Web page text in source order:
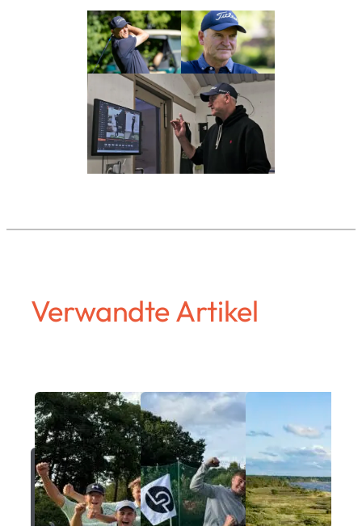
Verwandte Artikel